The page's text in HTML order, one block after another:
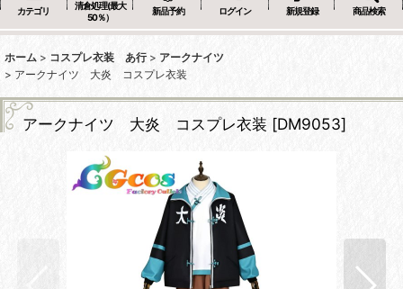
カテゴリ
清倉処理(最大
50％）
新品予約 ログイン 新規登録 商品検索
ホーム > コスプレ衣装 あ行 > アークナイツ
> アークナイツ 大炎 コスプレ衣装
アークナイツ 大炎 コスプレ衣装 [DM9053]